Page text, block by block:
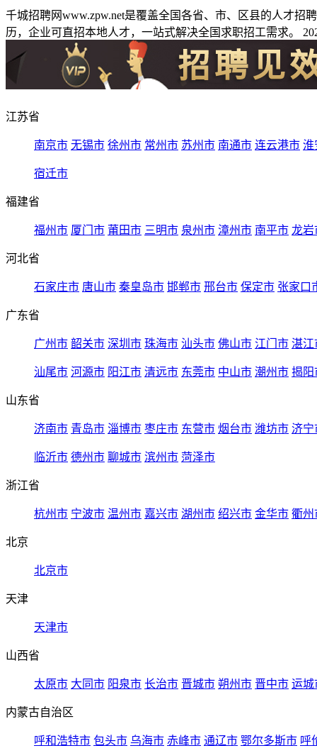
千城招聘网www.zpw.net是覆盖全国各省、市、区县的人才
历，企业可直招本地人才，一站式解决全国求职招工需求。
江苏省
南京市 无锡市 徐州市 常州市 苏州市 南通市 连云港市 淮
宿迁市
福建省
福州市 厦门市 莆田市 三明市 泉州市 漳州市 南平市 龙岩
河北省
石家庄市 唐山市 秦皇岛市 邯郸市 邢台市 保定市 张家口
广东省
广州市 韶关市 深圳市 珠海市 汕头市 佛山市 江门市 湛江
汕尾市 河源市 阳江市 清远市 东莞市 中山市 潮州市 揭阳
山东省
济南市 青岛市 淄博市 枣庄市 东营市 烟台市 潍坊市 济宁
临沂市 德州市 聊城市 滨州市 菏泽市
浙江省
杭州市 宁波市 温州市 嘉兴市 湖州市 绍兴市 金华市 衢州
北京
北京市
天津
天津市
山西省
太原市 大同市 阳泉市 长治市 晋城市 朔州市 晋中市 运城
内蒙古自治区
呼和浩特市 包头市 乌海市 赤峰市 通辽市 鄂尔多斯市 呼